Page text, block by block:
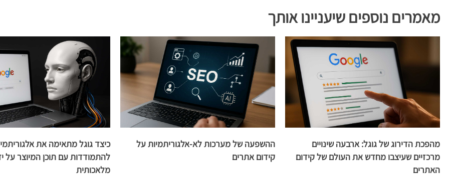
מאמרים נוספים שיעניינו אותך
מהפכת הדירוג של גוגל: ארבעה שינויים
מרכזיים שעיצבו מחדש את העולם של קידום
האתרים
ההשפעה של מערכות לא-אלגוריתמיות על
קידום אתרים
כיצד גוגל מתאימה את
להתמודדות עם תוכן המיוצר על
מלאכותית